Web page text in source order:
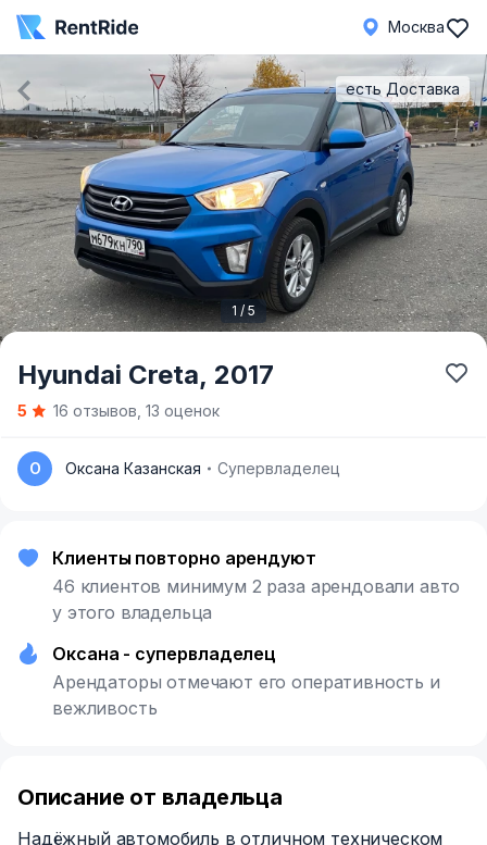
Москва
Item
1 / 5
есть Доставка
Hyundai Creta, 2017
5 16 отзывов, 13 оценок
О Оксана Казанская Супервладелец
Клиенты повторно арендуют
46 клиентов минимум 2 раза арендовали авто
у этого владельца
Оксана - супервладелец
Арендаторы отмечают его оперативность и
вежливость
Описание от владельца
Надёжный автомобиль в отличном техническом